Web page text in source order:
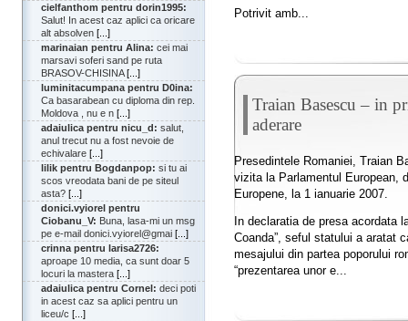
cielfanthom pentru dorin1995:
Salut! In acest caz aplici ca oricare
alt absolven [...]
marinaian pentru Alina: cei mai
marsavi soferi sand pe ruta
BRASOV-CHISINA[...]
luminitacumpana pentru D0ina:
Ca basarabean cu diploma din rep.
Moldova , nu e n [...]
adaiulica pentru nicu_d: salut,
anul trecut nu a fost nevoie de
echivalare [...]
lilik pentru Bogdanpop: si tu ai
scos vreodata bani de pe siteul
asta? [...]
donici.vyiorel pentru
Ciobanu_V: Buna, lasa-mi un msg
pe e-mail donici.vyiorel@gmai [...]
crinna pentru larisa2726:
aproape 10 media, ca sunt doar 5
locuri la mastera [...]
adaiulica pentru Cornel: deci poti
in acest caz sa aplici pentru un
liceu/c [...]
Potrivit amb...
Traian Basescu – in
aderare
Presedintele Romaniei, Traian
vizita la Parlamentul European,
Europene, la 1 ianuarie 2007.
In declaratia de presa acordata
Coanda”, seful statului a aratat
mesajului din partea poporului
“prezentarea unor e...